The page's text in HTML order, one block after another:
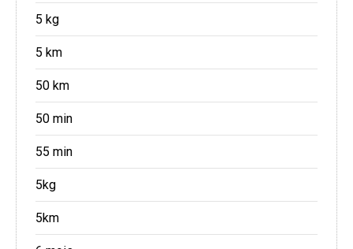
5 kg
5 km
50 km
50 min
55 min
5kg
5km